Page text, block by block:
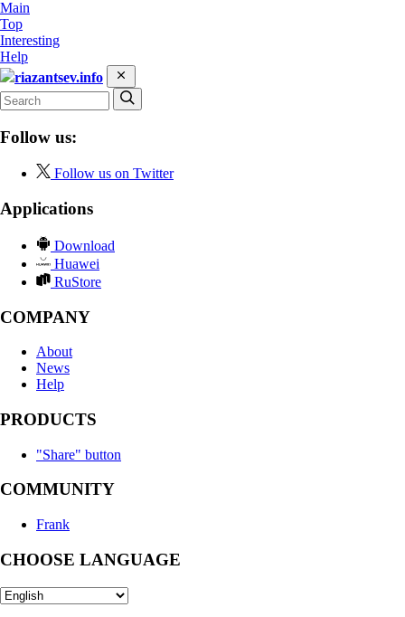
Main
Top
Interesting
Help
riazantsev.info
Follow us:
Follow us on Twitter
Applications
Download
Huawei
RuStore
COMPANY
About
News
Help
PRODUCTS
"Share" button
COMMUNITY
Frank
CHOOSE LANGUAGE